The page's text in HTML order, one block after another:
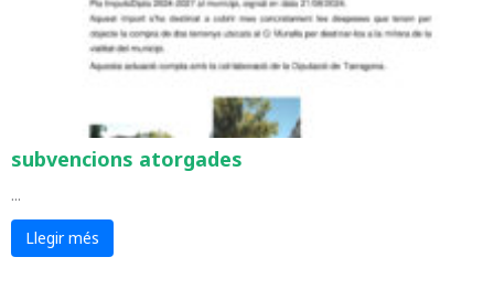
subvencions atorgades
...
Llegir més